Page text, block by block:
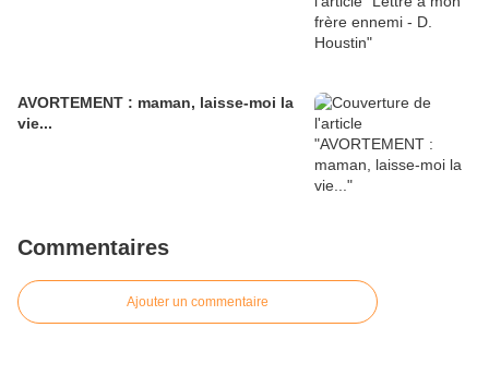
AVORTEMENT : maman, laisse-moi la
vie...
Commentaires
Ajouter un commentaire